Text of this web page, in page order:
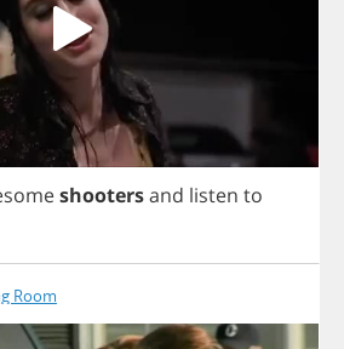
shootersand listen to
Room